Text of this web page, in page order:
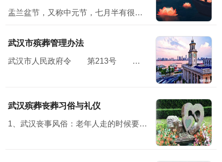
盂兰盆节，又称中元节，七月半有很多民俗禁忌；民间在中元节这天会举办祭祀活动怀念亲人，并对未来寄予美好的祝愿。节日习俗主要有祭祖、放河灯、祀亡魂、焚纸锭等七月半”原本...
武汉市殡葬管理办法
武汉市人民政府令 第213号 《武汉市殡葬管理办法》已经2010年11月15日市人民政府第119次常务会议通过，现予公布，自2011年1月7日起施行。<...
武汉殡葬丧葬习俗与礼仪
1、武汉丧事风俗：老年人走的时候要有子女在旁，才方便说下最后遗嘱之类的话。 2、布置灵堂，灵堂设在堂屋中，灵堂前壁上布置个“奠”字，“奠”字下面是供桌，供桌上面放鱼、肉、馒头水...